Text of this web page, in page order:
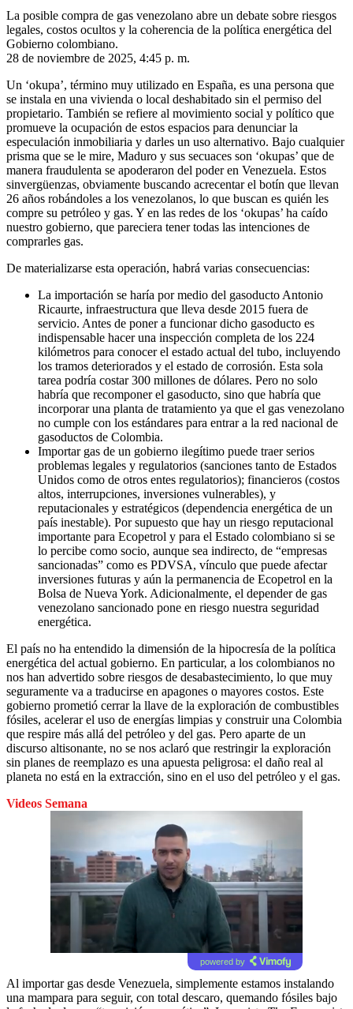
La posible compra de gas venezolano abre un debate sobre riesgos
legales, costos ocultos y la coherencia de la política energética del
Gobierno colombiano.
28 de noviembre de 2025, 4:45 p. m.
Un ‘okupa’, término muy utilizado en España, es una persona que
se instala en una vivienda o local deshabitado sin el permiso del
propietario. También se refiere al movimiento social y político que
promueve la ocupación de estos espacios para denunciar la
especulación inmobiliaria y darles un uso alternativo. Bajo cualquier
prisma que se le mire, Maduro y sus secuaces son ‘okupas’ que de
manera fraudulenta se apoderaron del poder en Venezuela. Estos
sinvergüenzas, obviamente buscando acrecentar el botín que llevan
26 años robándoles a los venezolanos, lo que buscan es quién les
compre su petróleo y gas. Y en las redes de los ‘okupas’ ha caído
nuestro gobierno, que pareciera tener todas las intenciones de
comprarles gas.
De materializarse esta operación, habrá varias consecuencias:
La importación se haría por medio del gasoducto Antonio
Ricaurte, infraestructura que lleva desde 2015 fuera de
servicio. Antes de poner a funcionar dicho gasoducto es
indispensable hacer una inspección completa de los 224
kilómetros para conocer el estado actual del tubo, incluyendo
los tramos deteriorados y el estado de corrosión. Esta sola
tarea podría costar 300 millones de dólares. Pero no solo
habría que recomponer el gasoducto, sino que habría que
incorporar una planta de tratamiento ya que el gas venezolano
no cumple con los estándares para entrar a la red nacional de
gasoductos de Colombia.
Importar gas de un gobierno ilegítimo puede traer serios
problemas legales y regulatorios (sanciones tanto de Estados
Unidos como de otros entes regulatorios); financieros (costos
altos, interrupciones, inversiones vulnerables), y
reputacionales y estratégicos (dependencia energética de un
país inestable). Por supuesto que hay un riesgo reputacional
importante para Ecopetrol y para el Estado colombiano si se
lo percibe como socio, aunque sea indirecto, de “empresas
sancionadas” como es PDVSA, vínculo que puede afectar
inversiones futuras y aún la permanencia de Ecopetrol en la
Bolsa de Nueva York. Adicionalmente, el depender de gas
venezolano sancionado pone en riesgo nuestra seguridad
energética.
El país no ha entendido la dimensión de la hipocresía de la política
energética del actual gobierno. En particular, a los colombianos no
nos han advertido sobre riesgos de desabastecimiento, lo que muy
seguramente va a traducirse en apagones o mayores costos. Este
gobierno prometió cerrar la llave de la exploración de combustibles
fósiles, acelerar el uso de energías limpias y construir una Colombia
que respire más allá del petróleo y del gas. Pero aparte de un
discurso altisonante, no se nos aclaró que restringir la exploración
sin planes de reemplazo es una apuesta peligrosa: el daño real al
planeta no está en la extracción, sino en el uso del petróleo y el gas.
Videos Semana
powered by
Al importar gas desde Venezuela, simplemente estamos instalando
una mampara para seguir, con total descaro, quemando fósiles bajo